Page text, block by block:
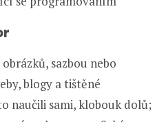
sazbou nebo
blogy a tištěné
naučili sami, klobouk dolů;